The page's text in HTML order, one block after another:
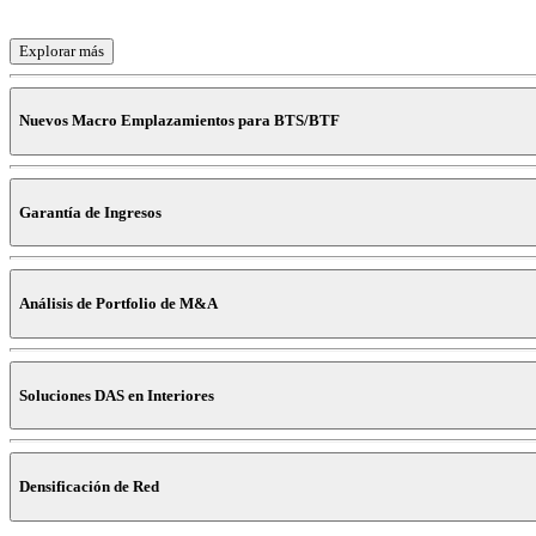
Explorar más
Nuevos Macro Emplazamientos para BTS/BTF
Encontrar lugares donde uno o más MNO estén experimentando una grave
Explorar más
Garantía de Ingresos
Detecta qué MNO están emitiendo desde un emplazamiento, cuántas
Explorar más
Análisis de Portfolio de M&A
Ayuda a la parte financiera de la operación al permitir una evaluación más
Explorar más
Soluciones DAS en Interiores
Detecta los lugares que tienen una gran cantidad de tráfico con situaciones
Explorar más
Densificación de Red